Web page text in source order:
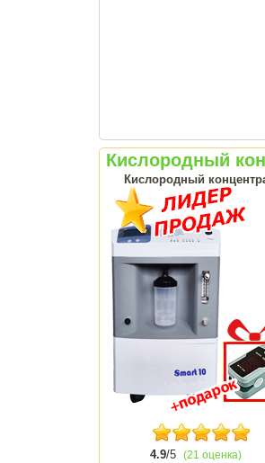
Кислородный
Кислородный
4.9/5 (21 оценка)